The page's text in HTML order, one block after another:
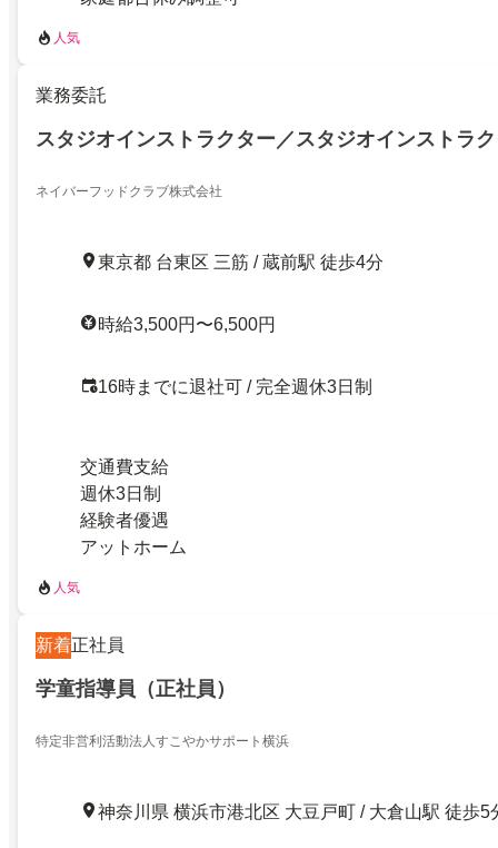
人気
業務委託
スタジオインストラクター／スタジオインストラ
ネイバーフッドクラブ株式会社
東京都 台東区 三筋 / 蔵前駅 徒歩4分
時給3,500円〜6,500円
16時までに退社可 / 完全週休3日制
交通費支給
週休3日制
経験者優遇
アットホーム
人気
新着正社員
学童指導員（正社員）
特定非営利活動法人すこやかサポート横浜
神奈川県 横浜市港北区 大豆戸町 / 大倉山駅 徒歩5